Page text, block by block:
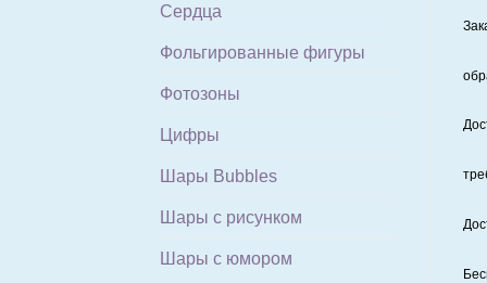
Сердца
Фольгированные фигуры
Фотозоны
Цифры
Шары Bubbles
Шары с рисунком
Шары с юмором